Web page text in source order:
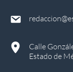
Calle
Estado de